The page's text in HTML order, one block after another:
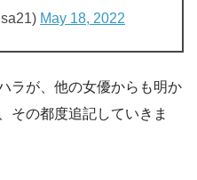
May 18, 2022
ラが、他の女優からも明か
その都度追記していきま